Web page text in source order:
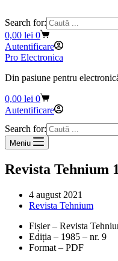
Search for:
Coș
de
cumpărături
0,00 lei 0
Autentificare
Pro Electronica
Din pasiune pentru
Coș
de
0,00 lei 0
Autentificare
Search for:
Meniu
Revista Tehnium
4 august 2021
Revista Tehnium
Fișier – Revista
Ediția – 1985 – nr. 9
Format – PDF